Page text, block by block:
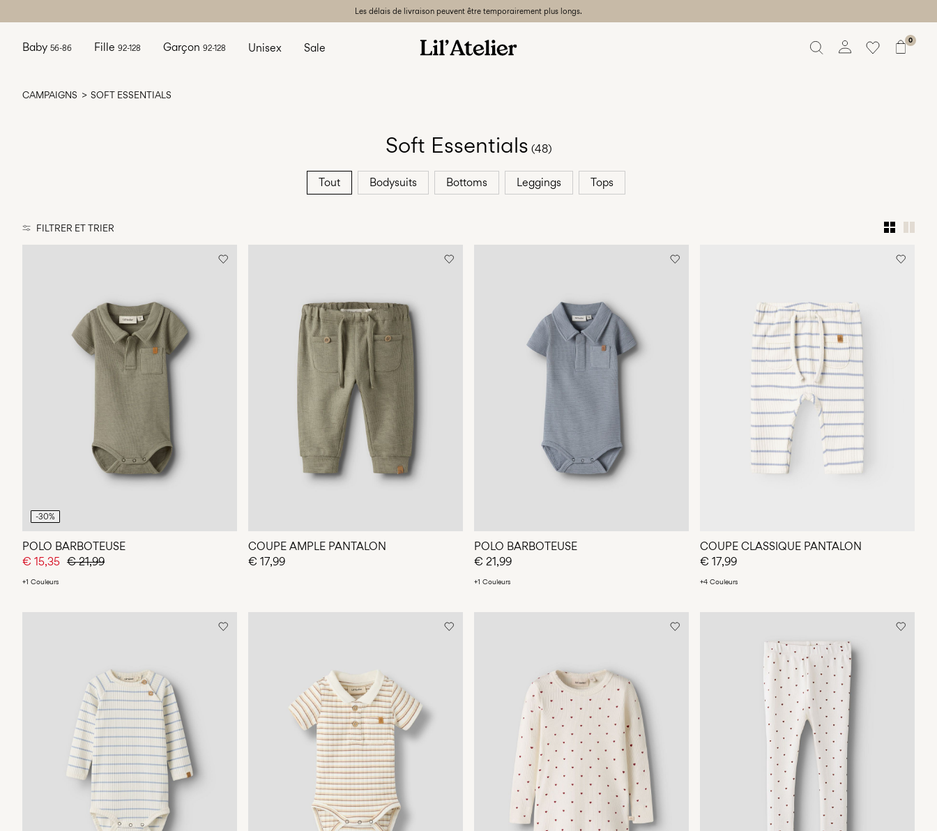
Les délais de livraison peuvent être temporairement plus longs.
0
Baby 56-86 Fille 92-128 Garçon 92-128 Unisex Sale
CAMPAIGNS SOFT ESSENTIALS
Soft Essentials (48)
Tout Bodysuits Bottoms Leggings Tops
FILTRER ET TRIER
-30%
POLO BARBOTEUSE
€ 15,35 € 21,99
+1 Couleurs
COUPE AMPLE PANTALON
€ 17,99
POLO BARBOTEUSE
€ 21,99
+1 Couleurs
COUPE CLASSIQUE PANTALON
€ 17,99
+4 Couleurs